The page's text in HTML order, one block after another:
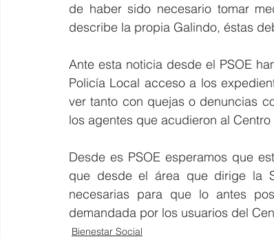
de haber sido necesario tomar
describe la propia Galindo, éstas
Ante esta noticia desde el PSOE
Policía Local acceso a los
ver tanto con quejas o denuncias
los agentes que acudieron al
Desde es PSOE esperamos que
que desde el área que dirige la
necesarias para que lo antes
demandada por los usuarios del
Bienestar Social